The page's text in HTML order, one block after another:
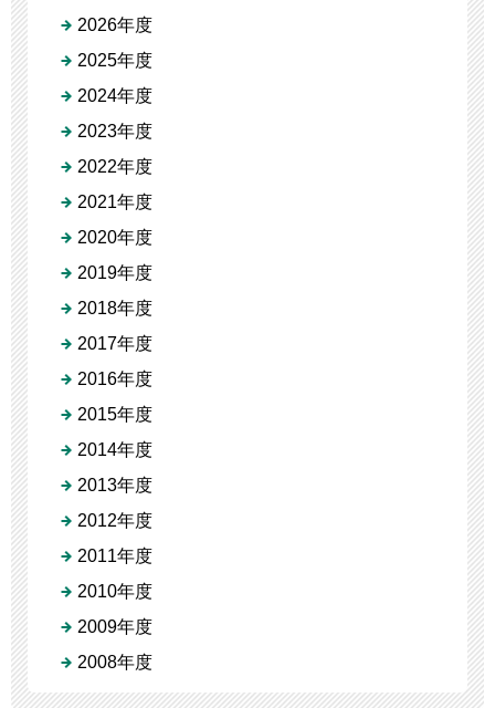
2026年度
2025年度
2024年度
2023年度
2022年度
2021年度
2020年度
2019年度
2018年度
2017年度
2016年度
2015年度
2014年度
2013年度
2012年度
2011年度
2010年度
2009年度
2008年度